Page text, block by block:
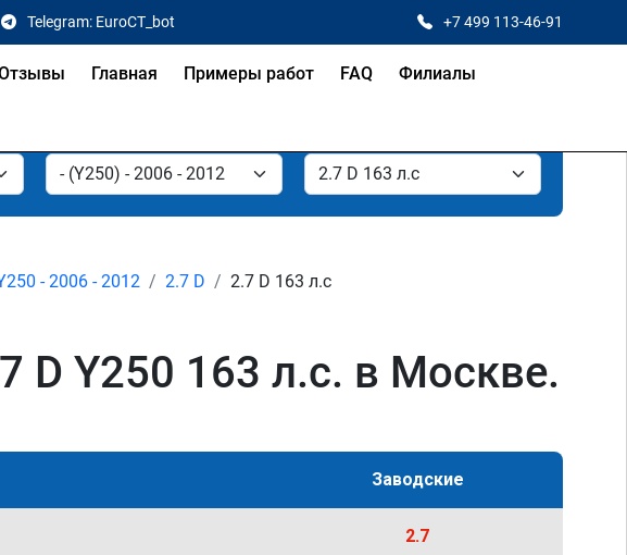
Telegram: EuroCT_bot +7 499 113-46-91
Главная Примеры работ FAQ Филиалы
- 2006 - 2012 2.7 D 2.7 D 163 л.с
D Y250 163 л.с. в Москве.
Заводские
2.7